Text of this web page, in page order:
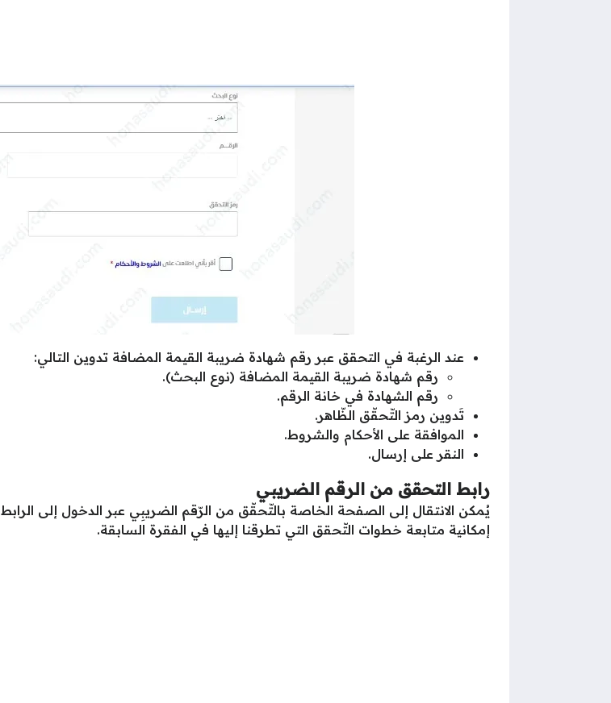
عند الرغبة في التحقق عبر رقم شهادة ضريبة القيمة المضافة تدوين التالي:
رقم شهادة ضريبة القيمة المضافة (نوع البحث).
رقم الشهادة في خانة الرقم.
تَدوين رمز التّحقّق الظّاهر.
الموافقة على الأحكام والشروط.
النقر على إرسال.
رابط التحقق من الرقم الضريبي
يُمكن الانتقال إلى الصفحة الخاصة بالتّحقّق من الرّقم الضريبِي عبر الدخول إلى الرابط
إمكانية متابعة خطوات التّحقق التي تطرقنا إليها في الفقرة السابقة.